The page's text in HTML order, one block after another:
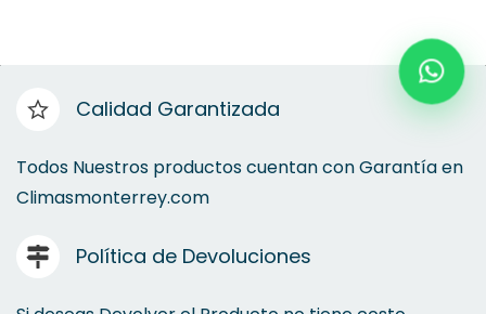
Calidad Garantizada
Todos Nuestros productos cuentan con Garantía en
Climasmonterrey.com
Política de Devoluciones